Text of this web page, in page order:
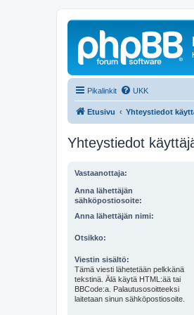
Pikalinkit UKK
Etusivu Yhteystiedot
Yhteystiedot
Vastaanottaja:
Anna lähettäjän
sähköpostiosoite:
Anna lähettäjän nimi:
Otsikko:
Viestin sisältö:
Tämä viesti lähetetään pelkkänä
tekstinä. Älä käytä HTML:ää tai
BBCode:a. Palautusosoitteeksi
laitetaan sinun sähköpostiosoite.